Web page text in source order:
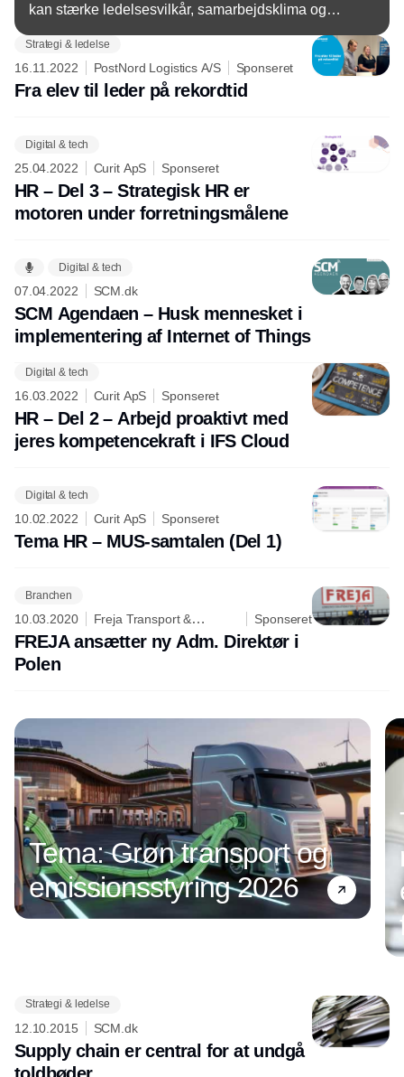
kan stærke ledelsesvilkår, samarbejdsklima og
om at fastholde ledelsestalenter.
Strategi & ledelse
16.11.2022 PostNord Logistics A/S Sponseret
Fra elev til leder på rekordtid
Digital & tech
25.04.2022 Curit ApS Sponseret
HR – Del 3 – Strategisk HR er
motoren under forretningsmålene
Digital & tech
07.04.2022 SCM.dk
SCM Agendaen – Husk mennesket i
implementering af Internet of Things
Digital & tech
16.03.2022 Curit ApS Sponseret
HR – Del 2 – Arbejd proaktivt med
jeres kompetencekraft i IFS Cloud
Digital & tech
10.02.2022 Curit ApS Sponseret
Tema HR – MUS-samtalen (Del 1)
Branchen
10.03.2020
Freja Transport &
Logistics A/S
Sponseret
FREJA ansætter ny Adm. Direktør i
Polen
Tema: Grøn transport og
emissionsstyring 2026
Strategi & ledelse
12.10.2015 SCM.dk
Supply chain er central for at undgå